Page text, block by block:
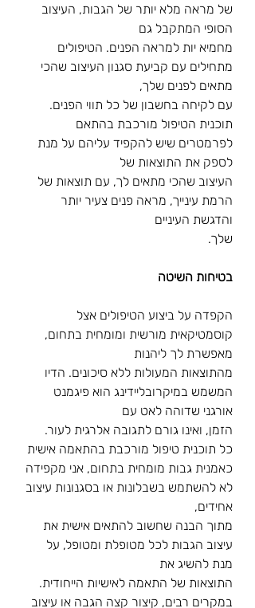
של מראה מלא יותר של הגבות, העיצוב
הסופי המתקבל גם
מחמיא יות למראה הפנים. הטיפולים
מתחילים עם קביעת סגנון העיצוב שהכי
מתאים לפנים שלך,
עם לקיחה בחשבון של כל תווי הפנים.
תוכנית הטיפול מורכבת בהתאם
לפרמטרים שיש להקפיד עליהם על מנת
לספק את התוצאות של
העיצוב שהכי מתאים לך, עם תוצאות של
הרמת עינייך, מראה פנים צעיר יותר
והדגשת העיניים
שלך.
בטיחות השיטה
הקפדה על ביצוע הטיפולים אצל
קוסמטיקאית מורשית ומומחית בתחום,
מאפשרת לך ליהנות
מהתוצאות המעולות ללא סיכונים. הדיו
המשמש במיקרובליידינג הוא פיגמנט
אורגני שדוהה לאט עם
הזמן, ואינו גורם לתגובה אלרגית לעור.
כל תוכנית טיפול מורכבת בהתאמה אישית
כאמנית גבות מומחית בתחום, אני מקפידה
לא להשתמש בשבלונות או בסגנונות עיצוב
אחידים,
מתוך הבנה שחשוב להתאים אישית את
עיצוב הגבות לכל מטופלת ומטופל, על
מנת להשיג את
התוצאות של התאמה לאישיות הייחודית.
במקרים רבים, קיצור קצה הגבה או עיצוב